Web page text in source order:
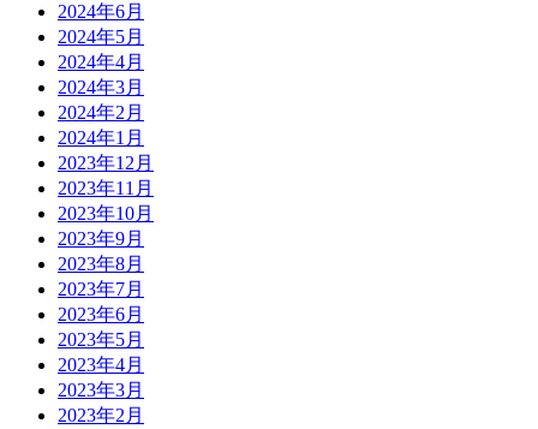
2024年6月
2024年5月
2024年4月
2024年3月
2024年2月
2024年1月
2023年12月
2023年11月
2023年10月
2023年9月
2023年8月
2023年7月
2023年6月
2023年5月
2023年4月
2023年3月
2023年2月